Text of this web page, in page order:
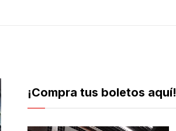
¡Compra tus boletos aquí!